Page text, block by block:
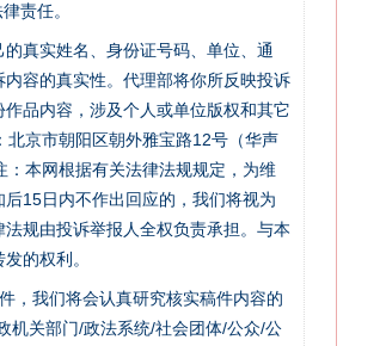
责任。
真实姓名、身份证号码、单位、通
容的真实性。代理部将你所反映投诉
品内容，涉及个人或单位版权和其它
京市朝阳区朝外雅宝路12号（华声
本网根据有关法律法规规定，为维
15日内不作出回应的，我们将视为
规由投诉举报人全权负责承担。与本
的权利。
，我们将会认真研究核实稿件内容的
机关部门/政法系统/社会团体/公众/公